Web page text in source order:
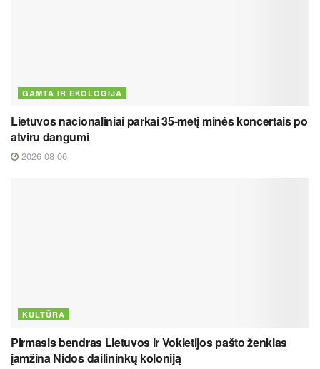
GAMTA IR EKOLOGIJA
Lietuvos nacionaliniai parkai 35-metį minės koncertais po
atviru dangumi
2026 08 06
KULTŪRA
Pirmasis bendras Lietuvos ir Vokietijos pašto ženklas
įamžina Nidos dailininkų koloniją